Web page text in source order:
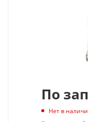
По
Нет в